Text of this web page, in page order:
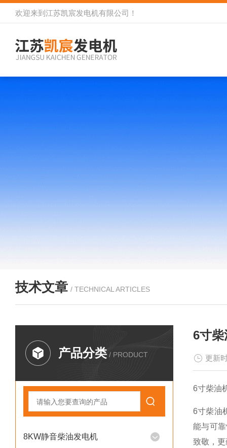
欢迎来到 江苏凯宸发电机有限公司 ！
技术文章 / TECHNICAL ARTICLES
产品分类 / PRODUCT
8KW静音柴油发电机
6寸
更新
6寸柴油
6寸柴油
能与可
致敬，